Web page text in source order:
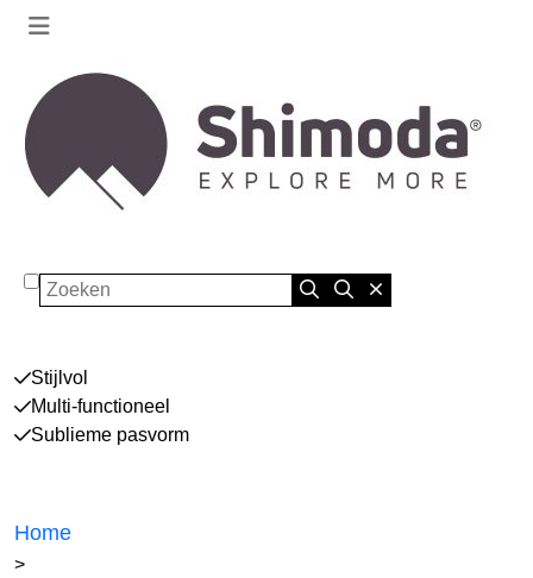
Zoeken
Stijlvol
Multi-functioneel
Sublieme pasvorm
Home
>